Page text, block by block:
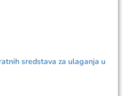
sredstava za ulaganja u